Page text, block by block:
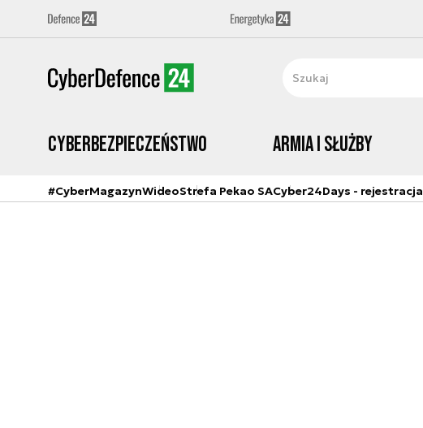
Cyberbezpieczeństwo Armia i Służby
#CyberMagazynWideoStrefa Pekao SACyber24Days - rejestracja